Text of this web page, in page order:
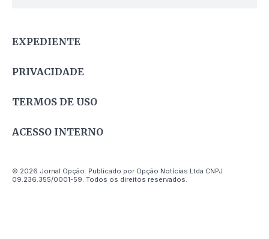
EXPEDIENTE
PRIVACIDADE
TERMOS DE USO
ACESSO INTERNO
© 2026 Jornal Opção. Publicado por Opção Notícias Ltda CNPJ
09.236.355/0001-59. Todos os direitos reservados.